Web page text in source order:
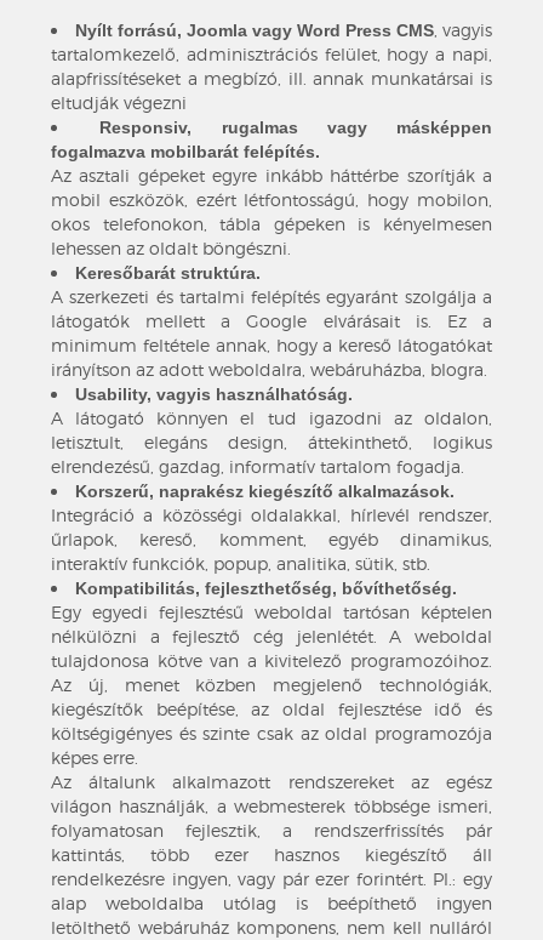
Nyílt forrású, Joomla vagy Word Press CMS , vagyis
tartalomkezelő, adminisztrációs felület, hogy a napi,
alapfrissítéseket a megbízó, ill. annak munkatársai is
eltudják végezni
Responsiv, rugalmas vagy másképpen
fogalmazva mobilbarát felépítés.
Az asztali gépeket egyre inkább háttérbe szorítják a
mobil eszközök, ezért létfontosságú, hogy mobilon,
okos telefonokon, tábla gépeken is kényelmesen
lehessen az oldalt böngészni.
Keresőbarát struktúra.
A szerkezeti és tartalmi felépítés egyaránt szolgálja a
látogatók mellett a Google elvárásait is. Ez a
minimum feltétele annak, hogy a kereső látogatókat
irányítson az adott weboldalra, webáruházba, blogra.
Usability, vagyis használhatóság.
A látogató könnyen el tud igazodni az oldalon,
letisztult, elegáns design, áttekinthető, logikus
elrendezésű, gazdag, informatív tartalom fogadja.
Korszerű, naprakész kiegészítő alkalmazások.
Integráció a közösségi oldalakkal, hírlevél rendszer,
űrlapok, kereső, komment, egyéb dinamikus,
interaktív funkciók, popup, analitika, sütik, stb.
Kompatibilitás, fejleszthetőség, bővíthetőség.
Egy egyedi fejlesztésű weboldal tartósan képtelen
nélkülözni a fejlesztő cég jelenlétét. A weboldal
tulajdonosa kötve van a kivitelező programozóihoz.
Az új, menet közben megjelenő technológiák,
kiegészítők beépítése, az oldal fejlesztése idő és
költségigényes és szinte csak az oldal programozója
képes erre.
Az általunk alkalmazott rendszereket az egész
világon használják, a webmesterek többsége ismeri,
folyamatosan fejlesztik, a rendszerfrissítés pár
kattintás, több ezer hasznos kiegészítő áll
rendelkezésre ingyen, vagy pár ezer forintért. Pl.: egy
alap weboldalba utólag is beépíthető ingyen
letölthető webáruház komponens, nem kell nulláról